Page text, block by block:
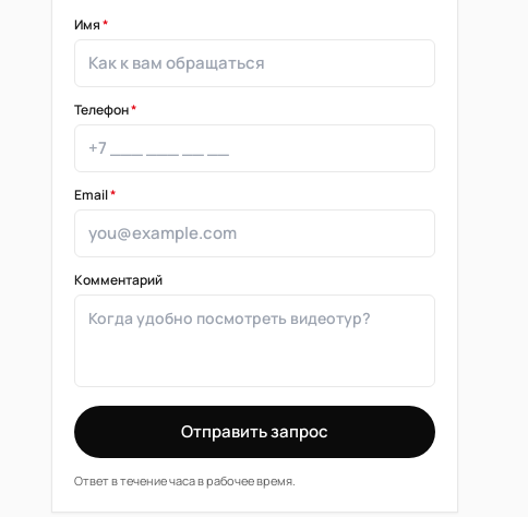
Имя*
Телефон*
Email*
Комментарий
Отправить запрос
Ответ в течение часа в рабочее время.